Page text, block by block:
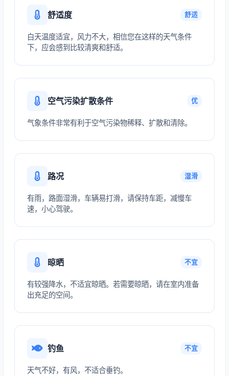
舒适度 舒适
白天温度适宜，风力不大，相信您在这样的天气条件
下，应会感到比较清爽和舒适。
空气污染扩散条件 优
气象条件非常有利于空气污染物稀释、扩散和清除。
路况 湿滑
有雨，路面湿滑，车辆易打滑，请保持车距，减慢车
速，小心驾驶。
晾晒 不宜
有较强降水，不适宜晾晒。若需要晾晒，请在室内准备
出充足的空间。
钓鱼 不宜
天气不好，有风，不适合垂钓。